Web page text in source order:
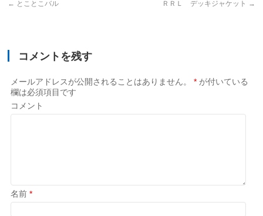
← とことこバル ＲＲＬ デッキジャケット →
コメントを残す
メールアドレスが公開されることはありません。 * が付いている
欄は必須項目です
コメント
名前*